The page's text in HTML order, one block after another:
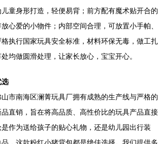
童身形打造，轻便易背；前方配有魔术贴开合的
心爱的小物件；内部空间合理，可放置小手帕、
执行国家玩具安全标准，材料环保无毒，做工扎
均做圆滑处理，让家长放心，宝宝开心。
选
市南海区澜菁玩具厂拥有成熟的生产线与严格的
直销，旨在将高品质、高性价比的玩具产品直接
作为送给孩子的贴心礼物，还是幼儿园出行装